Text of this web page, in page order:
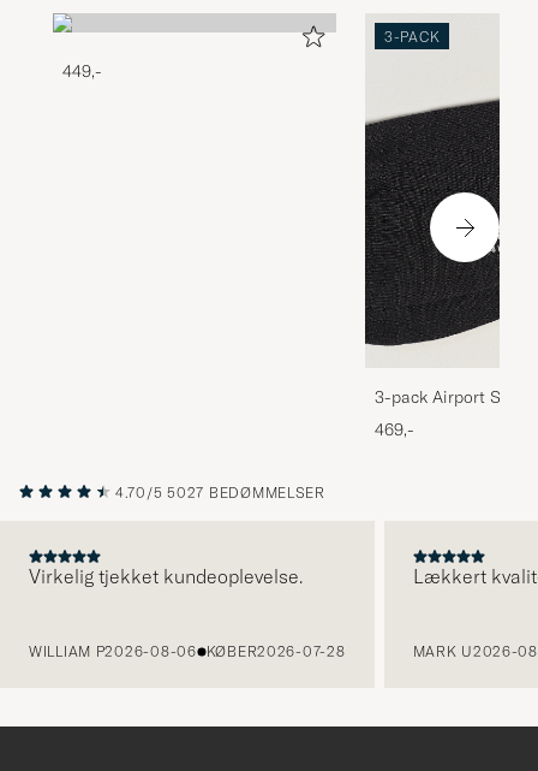
449,-
3-PACK
3-pack Airport
Melange
469,-
4.70/5 5027 BEDØMMELSER
Virkelig tjekket kundeoplevelse.
WILLIAM P2026-08-06 KØBER2026-07-28
Lækkert
MARK U2026-